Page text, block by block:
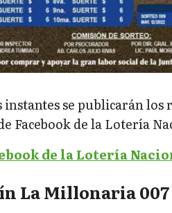
instantes se publicarán los
Facebook de la Lotería
de la Lotería
La Millonaria 007